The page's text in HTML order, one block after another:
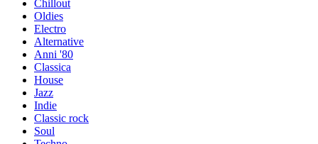
Chillout
Oldies
Electro
Alternative
Anni '80
Classica
House
Jazz
Indie
Classic rock
Soul